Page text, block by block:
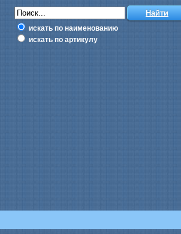
искать по наименованию
искать по артикулу